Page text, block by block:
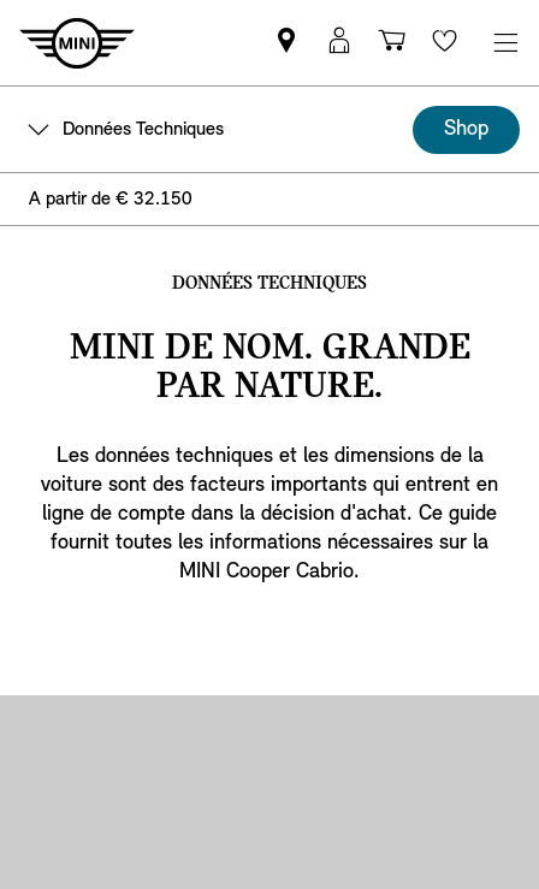
Trouver
un
Connexion
MyMINI
PanierWishlist
Données Techniques
A partir de € 32.150
Shop
DONNÉES TECHNIQUES
MINI DE NOM. GRANDE
PAR NATURE.
Les données techniques et les dimensions de la
voiture sont des facteurs importants qui entrent en
ligne de compte dans la décision d'achat. Ce guide
fournit toutes les informations nécessaires sur la
MINI Cooper Cabrio.